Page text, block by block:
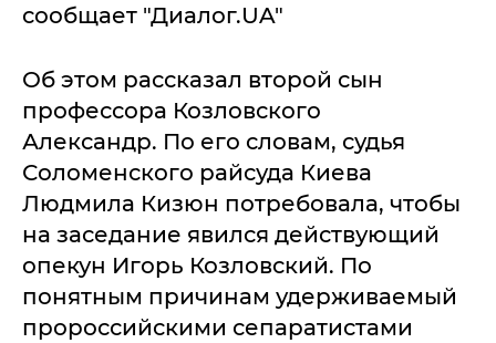
сообщает "Диалог.UA"
Об этом рассказал второй сын
профессора Козловского
Александр. По его словам, судья
Соломенского райсуда Киева
Людмила Кизюн потребовала, чтобы
на заседание явился действующий
опекун Игорь Козловский. По
понятным причинам удерживаемый
пророссийскими сепаратистами